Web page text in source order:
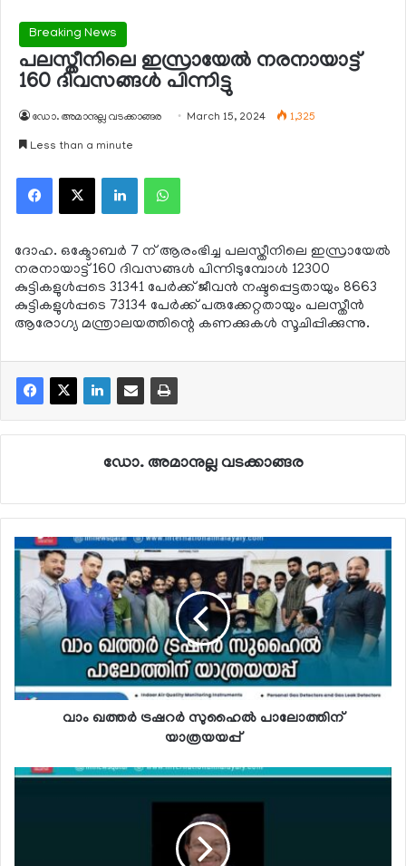
Breaking News
പലസ്തീനിലെ ഇസ്രായേല്‍ നരനായാട്ട്
160 ദിവസങ്ങള്‍ പിന്നിട്ടു
ഡോ. അമാനുല്ല വടക്കാങ്ങര March 15, 2024 1,325
Less than a minute
Facebook
X LinkedInWhatsApp
ദോഹ. ഒക്ടോബര്‍ 7 ന് ആരംഭിച്ച പലസ്തീനിലെ ഇസ്രായേല്‍
നരനായാട്ട് 160 ദിവസങ്ങള്‍ പിന്നിടുമ്പോള്‍ 12300
കുട്ടികളുള്‍പ്പടെ 31341 പേര്‍ക്ക് ജീവന്‍ നഷ്ടപ്പെട്ടതായും 8663
കുട്ടികളുള്‍പ്പടെ 73134 പേര്‍ക്ക് പരുക്കേറ്റതായും പലസ്തീന്‍
ആരോഗ്യ മന്ത്രാലയത്തിന്റെ കണക്കുകള്‍ സൂചിപ്പിക്കുന്നു.
ഡോ. അമാനുല്ല വടക്കാങ്ങര
വാം ഖത്തര്‍ ട്രഷറര്‍ സുഹൈല്‍ പാലോത്തിന്
യാത്രയയപ്പ്